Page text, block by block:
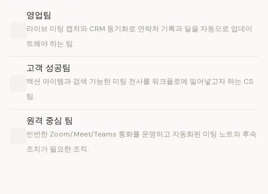
영업팀
라이브 미팅 캡처와 CRM 동기화로 연락처 기록과 딜을 자동으로 업데이
트해야 하는 팀.
고객 성공팀
액션 아이템과 검색 가능한 미팅 전사를 워크플로에 밀어넣고자 하는 CS
팀.
원격 중심 팀
빈번한 Zoom/Meet/Teams 통화를 운영하고 자동화된 미팅 노트와 후속
조치가 필요한 조직.